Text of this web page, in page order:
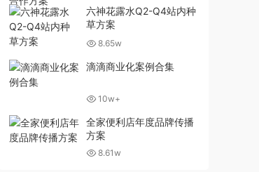
六神花露水Q2-Q4站内种
草方案
8.65w
滴滴商业化案例合集
10w+
全家便利店年度品牌传播
方案
8.61w